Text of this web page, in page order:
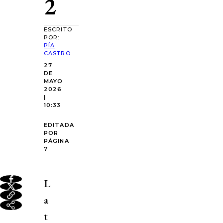
ESCRITO
POR:
PÍA
CASTRO
27
DE
MAYO
2026
|
10:33
EDITADA
POR
PÁGINA
7
L
a
t